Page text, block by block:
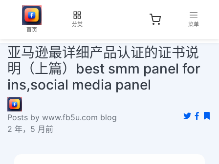
首页
分类 菜单
亚马逊最详细产品认证的证书说
明（上篇）best smm panel for
ins,social media panel
Posts by www.fb5u.com blog
2 年，5 月前